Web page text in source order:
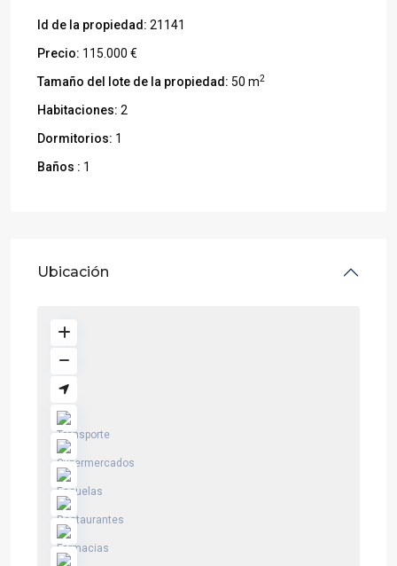
Id de la propiedad: 21141
Precio: 115.000 €
Tamaño del lote de la propiedad: 50 m2
Habitaciones: 2
Dormitorios: 1
Baños : 1
Ubicación